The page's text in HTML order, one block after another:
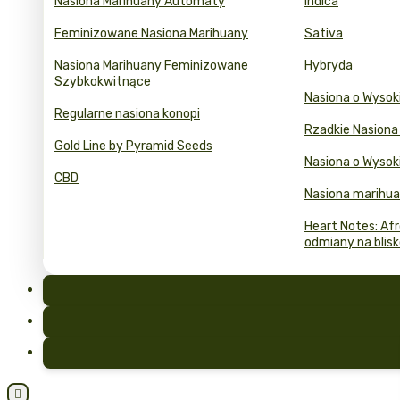
Feminizowane Nasiona Marihuany
Nasiona Marihuany Feminizowane
Szybkokwitnące
Regularne nasiona konopi
Gold Line by Pyramid Seeds
CBD
Sativa
Hybryda
Nasiona o
Rzadkie
Nasiona o
Nasiona
Heart Notes:
odmiany na
